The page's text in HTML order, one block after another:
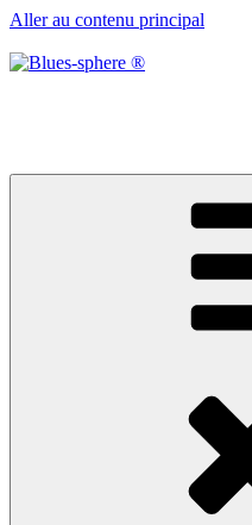
Aller au contenu principal